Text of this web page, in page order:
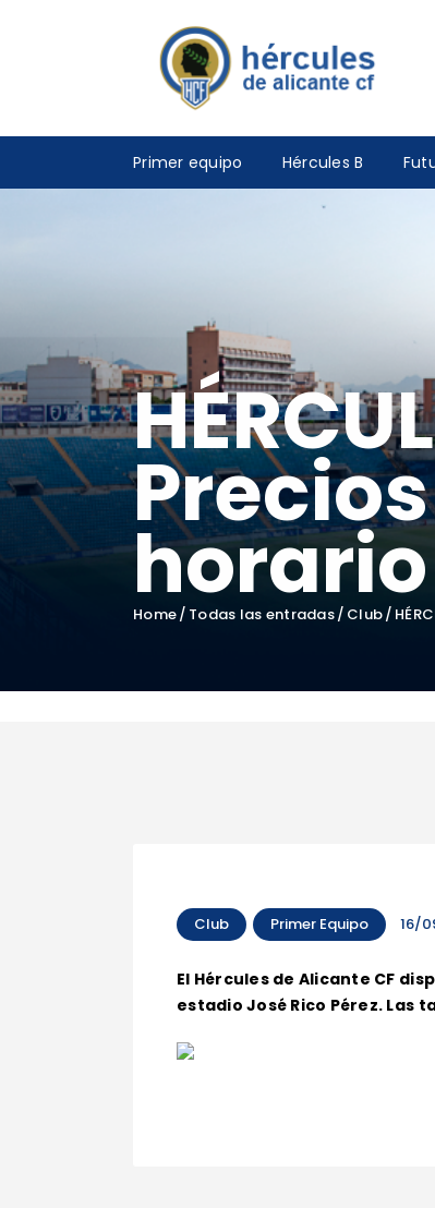
Primer equipo Hércules B
Home Todas las entradas Club
Club Primer Equipo 16/
El Hércules de Alicante CF
estadio José Rico Pérez. Las